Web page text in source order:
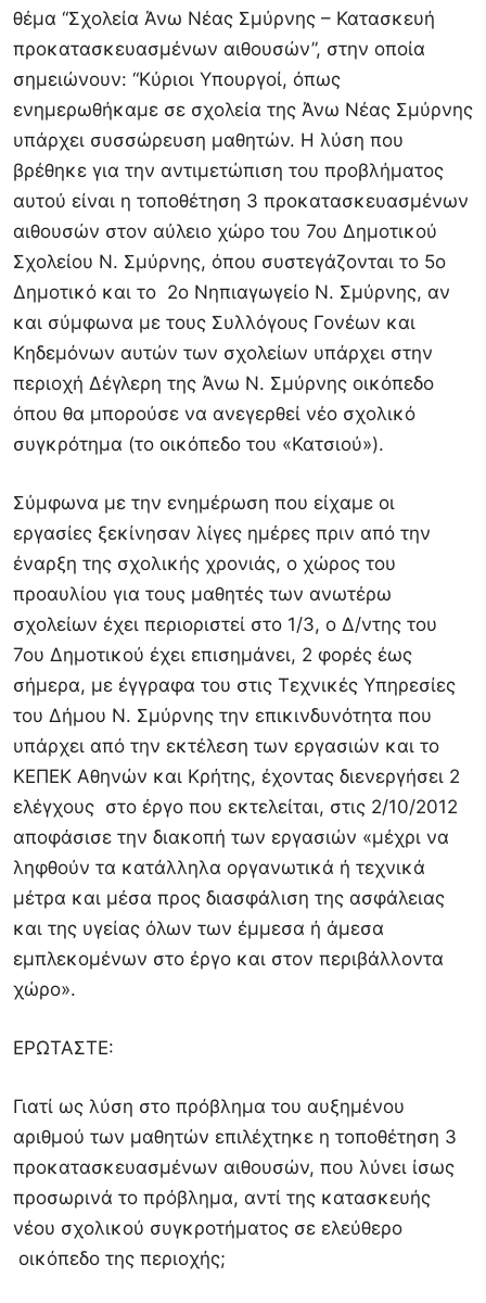
θέμα “Σχολεία Άνω Νέας Σμύρνης – Κατασκευή
προκατασκευασμένων αιθουσών”, στην οποία
σημειώνουν: “Κύριοι Υπουργοί, όπως
ενημερωθήκαμε σε σχολεία της Άνω Νέας Σμύρνης
υπάρχει συσσώρευση μαθητών. Η λύση που
βρέθηκε για την αντιμετώπιση του προβλήματος
αυτού είναι η τοποθέτηση 3 προκατασκευασμένων
αιθουσών στον αύλειο χώρο του 7ου Δημοτικού
Σχολείου Ν. Σμύρνης, όπου συστεγάζονται το 5ο
Δημοτικό και το 2ο Νηπιαγωγείο Ν. Σμύρνης, αν
και σύμφωνα με τους Συλλόγους Γονέων και
Κηδεμόνων αυτών των σχολείων υπάρχει στην
περιοχή Δέγλερη της Άνω Ν. Σμύρνης οικόπεδο
όπου θα μπορούσε να ανεγερθεί νέο σχολικό
συγκρότημα (το οικόπεδο του «Κατσιού»).
Σύμφωνα με την ενημέρωση που είχαμε οι
εργασίες ξεκίνησαν λίγες ημέρες πριν από την
έναρξη της σχολικής χρονιάς, ο χώρος του
προαυλίου για τους μαθητές των ανωτέρω
σχολείων έχει περιοριστεί στο 1/3, ο Δ/ντης του
7ου Δημοτικού έχει επισημάνει, 2 φορές έως
σήμερα, με έγγραφα του στις Τεχνικές Υπηρεσίες
του Δήμου Ν. Σμύρνης την επικινδυνότητα που
υπάρχει από την εκτέλεση των εργασιών και το
ΚΕΠΕΚ Αθηνών και Κρήτης, έχοντας διενεργήσει 2
ελέγχους στο έργο που εκτελείται, στις 2/10/2012
αποφάσισε την διακοπή των εργασιών «μέχρι να
ληφθούν τα κατάλληλα οργανωτικά ή τεχνικά
μέτρα και μέσα προς διασφάλιση της ασφάλειας
και της υγείας όλων των έμμεσα ή άμεσα
εμπλεκομένων στο έργο και στον περιβάλλοντα
χώρο».
ΕΡΩΤΑΣΤΕ:
Γιατί ως λύση στο πρόβλημα του αυξημένου
αριθμού των μαθητών επιλέχτηκε η τοποθέτηση 3
προκατασκευασμένων αιθουσών, που λύνει ίσως
προσωρινά το πρόβλημα, αντί της κατασκευής
νέου σχολικού συγκροτήματος σε ελεύθερο
οικόπεδο της περιοχής;